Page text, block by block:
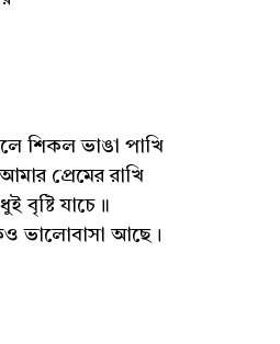
শিকল ভাঙা পাখি
প্রেমের রাখি
বৃষ্টি যাচে॥
ভালোবাসা আছে।